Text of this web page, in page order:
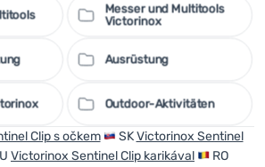
Messer und Multitools
Victorinox
Ausrüstung
Outdoor-Aktivitäten
Clip s očkem SKVictorinox Sentinel
Victorinox Sentinel Clip karikával
RO